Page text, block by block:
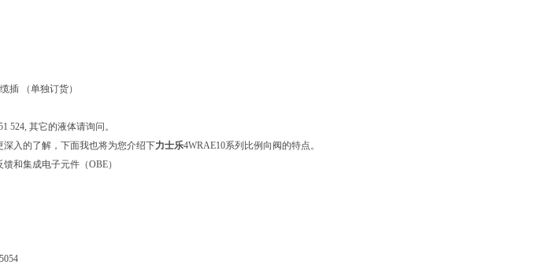
插 （单独订货）
524, 其它的液体请询问。
深入的了解，下面我也将为您介绍下力士乐4WRAE10系列比例向阀的特点。
和集成电子元件（OBE）